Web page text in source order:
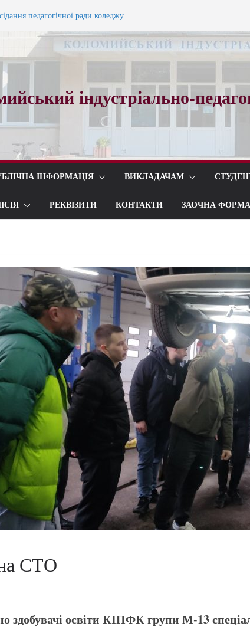
педагогічної ради коледжу
навчання!
і мелодію прощального вальсу…
індустріально-
ІНФОРМАЦІЯ ВИКЛАДАЧАМ
РЕКВІЗИТИ КОНТАКТИ ЗАОЧНА
СТО
здобувачі освіти КІПФК групи М-13